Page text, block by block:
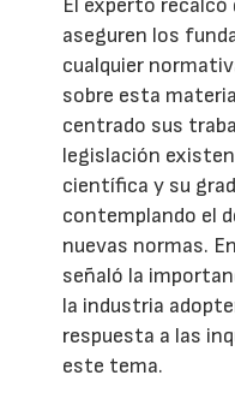
El experto recalcó
aseguren los
cualquier
sobre esta
centrado sus
legislación
científica y su
contemplando el
nuevas normas.
señaló la
la industria
respuesta a las
este tema.